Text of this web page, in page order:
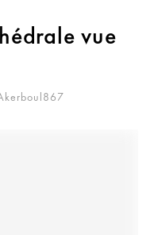
vue